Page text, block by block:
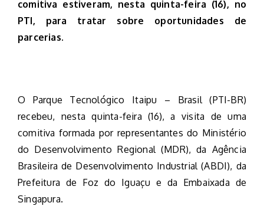
comitiva estiveram, nesta quinta-feira (16), no
PTI, para tratar sobre oportunidades de
parcerias.
O Parque Tecnológico Itaipu – Brasil (PTI-BR)
recebeu, nesta quinta-feira (16), a visita de uma
comitiva formada por representantes do Ministério
do Desenvolvimento Regional (MDR), da Agência
Brasileira de Desenvolvimento Industrial (ABDI), da
Prefeitura de Foz do Iguaçu e da Embaixada de
Singapura.